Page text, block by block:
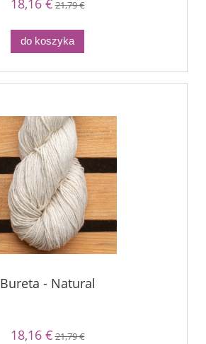
18,16 €21,79 €
do koszyka
Bureta - Natural
18,16 €21,79 €